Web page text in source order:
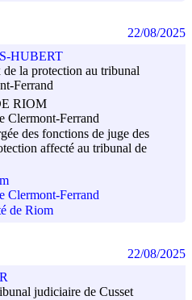
HUBERT
la protection au tribunal
Ferrand
RIOM
Clermont-Ferrand
des fonctions de juge des
affecté au tribunal de
Clermont-Ferrand
de Riom
22/08/2025
judiciaire de Cusset
22/08/2025